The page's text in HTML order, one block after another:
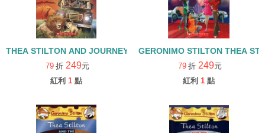
THEA STILTON AND JOURNEY TO THE LION'S DEN#17
79 折 249元
紅利 1 點
GERONIMO STILTON THEA
79 折 249元
紅利 1 點